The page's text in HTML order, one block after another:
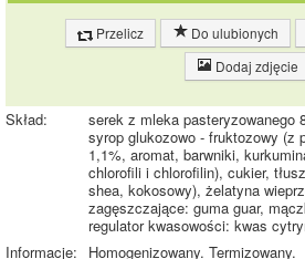
Przelicz Do ulubionych
Dodaj zdjęcie
Skład:
serek z mleka pasteryzowanego
syrop glukozowo - fruktozowy (z
1,1%, aromat, barwniki,
chlorofili i chlorofilin), cukier,
shea, kokosowy), żelatyna
zagęszczające: guma guar,
regulator kwasowości: kwas
Informacje:
Homogenizowany. Termizowany.